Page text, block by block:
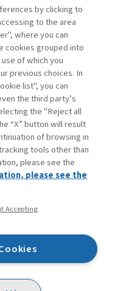
esclusivamente
Per abbonati
by clicking to
to the area
where you can
cookies grouped into
of which you
previous choices. In
list", you can
the third party’s
the "Reject all
“X” button will result
of browsing in
tools other than
please see the
please see the
Accepting